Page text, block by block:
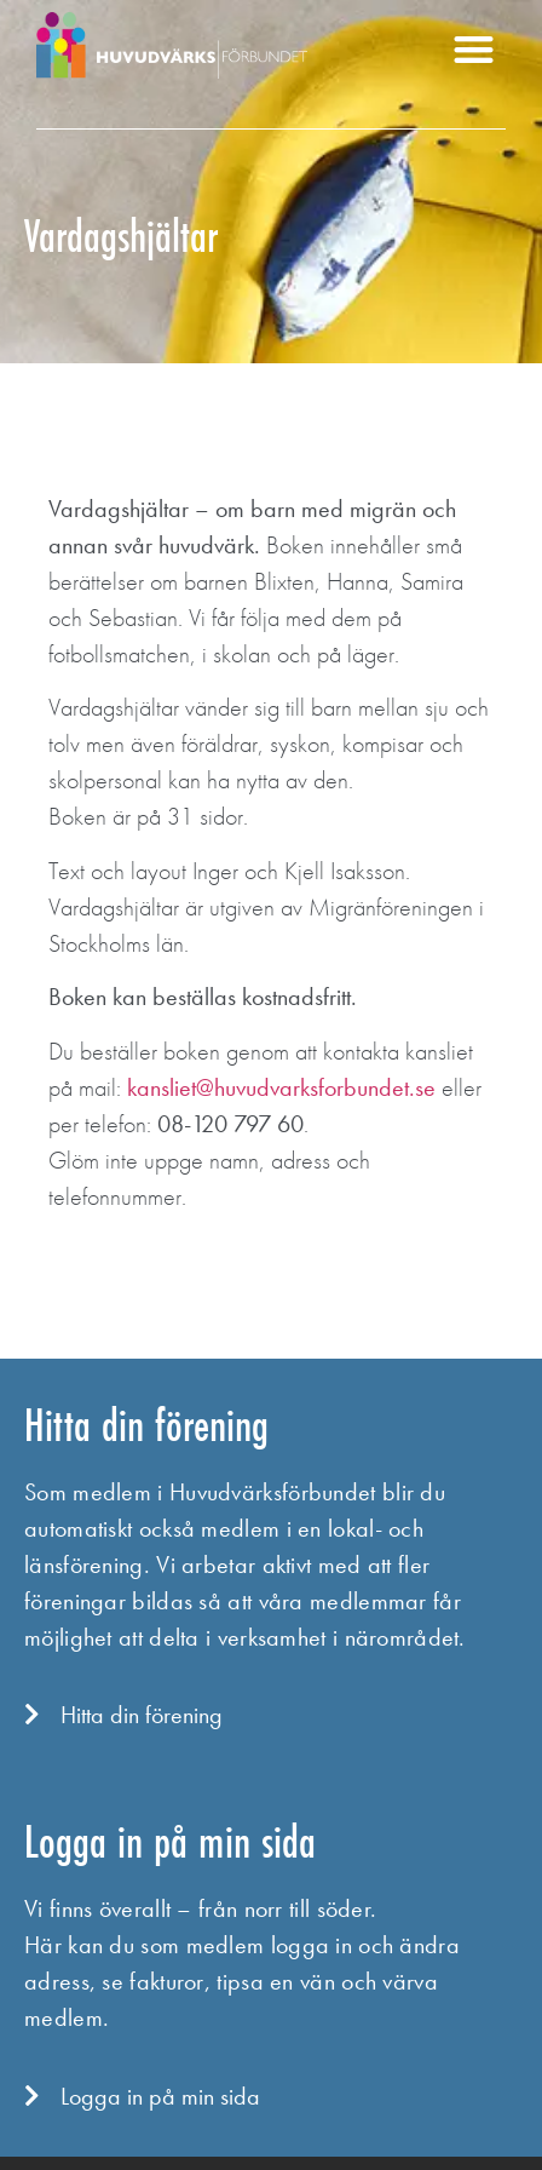
Vardagshjältar
Vardagshjältar – om barn med migrän och
annan svår huvudvärk. Boken innehåller små
berättelser om barnen Blixten, Hanna, Samira
och Sebastian. Vi får följa med dem på
fotbollsmatchen, i skolan och på läger.
Vardagshjältar vänder sig till barn mellan sju och
tolv men även föräldrar, syskon, kompisar och
skolpersonal kan ha nytta av den.
Boken är på 31 sidor.
Text och layout Inger och Kjell Isaksson.
Vardagshjältar är utgiven av Migränföreningen i
Stockholms län.
Boken kan beställas kostnadsfritt.
Du beställer boken genom att kontakta kansliet
på mail: kansliet@huvudvarksforbundet.se eller
per telefon: 08-120 797 60.
Glöm inte uppge namn, adress och
telefonnummer.
Hitta din förening
Som medlem i Huvudvärksförbundet blir du
automatiskt också medlem i en lokal- och
länsförening. Vi arbetar aktivt med att fler
föreningar bildas så att våra medlemmar får
möjlighet att delta i verksamhet i närområdet.
Hitta din förening
Logga in på min sida
Vi finns överallt – från norr till söder.
Här kan du som medlem logga in och ändra
adress, se fakturor, tipsa en vän och värva
medlem.
Logga in på min sida